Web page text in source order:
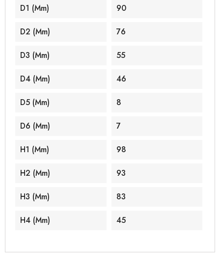
D1 (mm) 90
D2 (mm) 76
D3 (mm) 55
D4 (mm) 46
D5 (mm) 8
D6 (mm) 7
H1 (mm) 98
H2 (mm) 93
H3 (mm) 83
H4 (mm) 45